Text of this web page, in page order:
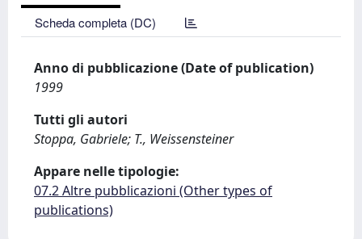
Scheda completa (DC)
Anno di pubblicazione (Date of publication)
1999
Tutti gli autori
Stoppa, Gabriele; T., Weissensteiner
Appare nelle tipologie:
07.2 Altre pubblicazioni (Other types of
publications)